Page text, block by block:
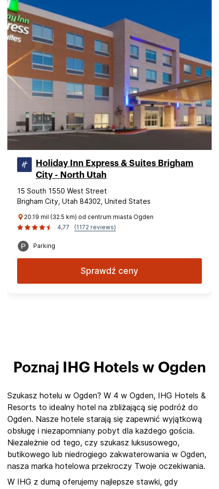
Holiday Inn Express & Suites Brigham
City - North Utah
15 South 1550 West Street
Brigham City, Utah 84302, United States
20.19 mil (32.5 km) od centrum miasta Ogden
4,77
(1172 reviews)
Parking
Sprawdź ceny
Poznaj IHG Hotels w Ogden
Szukasz hotelu w Ogden? W 4 w Ogden, IHG Hotels &
Resorts to idealny hotel na zbliżającą się podróż do
Ogden. Nasze hotele starają się zapewnić wyjątkową
obsługę i niezapomniany pobyt dla każdego gościa.
Niezależnie od tego, czy szukasz luksusowego,
butikowego lub niedrogiego zakwaterowania w Ogden,
nasza marka hotelowa przekroczy Twoje oczekiwania.
W IHG z dumą oferujemy najlepsze stawki, gdy